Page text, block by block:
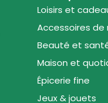
Loisirs et
Accessoires de
Beauté et
Maison et
Épicerie fine
Jeux & jouets